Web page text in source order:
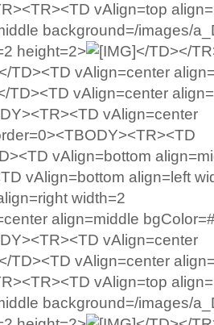
vAlign=top
background=/images/
height=2>
</TD></
TD><TD vAlign=center
TD><TD vAlign=center
vAlign=center
vAlign=bottom
vAlign=bottom align=left
width=2
align=middle
vAlign=center
TD><TD vAlign=center
vAlign=top
background=/images/